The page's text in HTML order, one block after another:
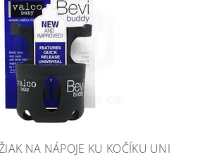
NA NÁPOJE KU KOČÍKU UNI